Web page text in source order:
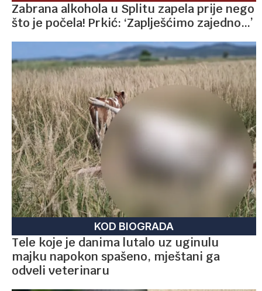
Zabrana alkohola u Splitu zapela prije nego
što je počela! Prkić: ‘Zaplješćimo zajedno…’
KOD BIOGRADA
Tele koje je danima lutalo uz uginulu
majku napokon spašeno, mještani ga
odveli veterinaru